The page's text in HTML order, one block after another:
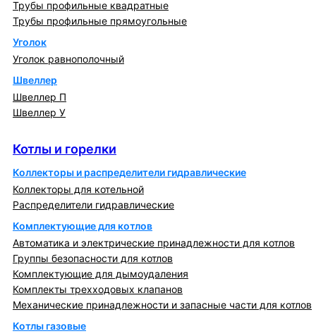
Трубы профильные квадратные
Трубы профильные прямоугольные
Уголок
Уголок равнополочный
Швеллер
Швеллер П
Швеллер У
Котлы и горелки
Коллекторы и распределители гидравлические
Коллекторы для котельной
Распределители гидравлические
Комплектующие для котлов
Автоматика и электрические принадлежности для котлов
Группы безопасности для котлов
Комплектующие для дымоудаления
Комплекты трехходовых клапанов
Механические принадлежности и запасные части для котлов
Котлы газовые